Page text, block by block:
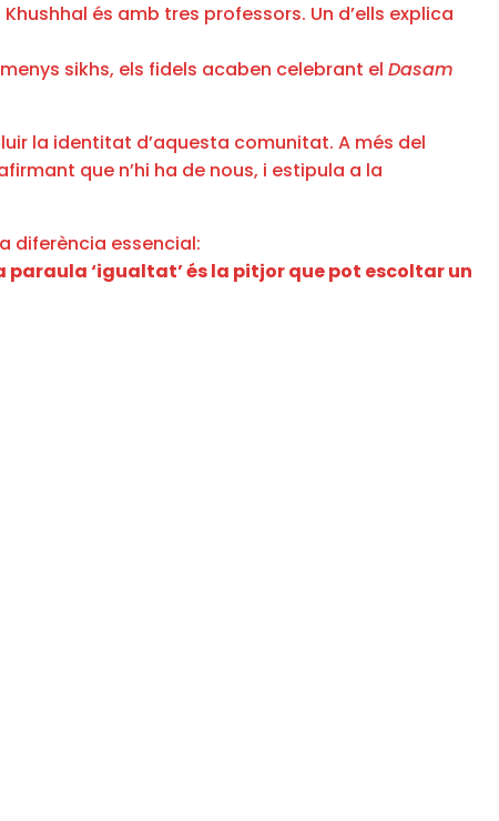
és amb tres professors. Un d’ells explica
sikhs, els fidels acaben celebrant el Dasam
la identitat d’aquesta comunitat. A més del
que n’hi ha de nous, i estipula a la
diferència essencial:
paraula ‘igualtat’ és la pitjor que pot escoltar un